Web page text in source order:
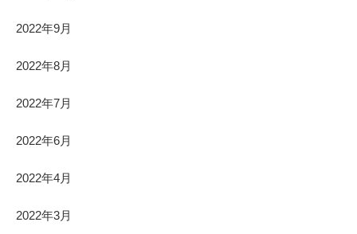
2022年9月
2022年8月
2022年7月
2022年6月
2022年4月
2022年3月